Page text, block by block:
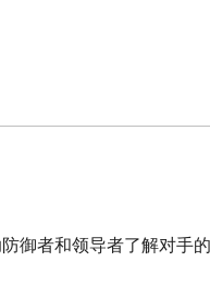
御者和领导者了解对手